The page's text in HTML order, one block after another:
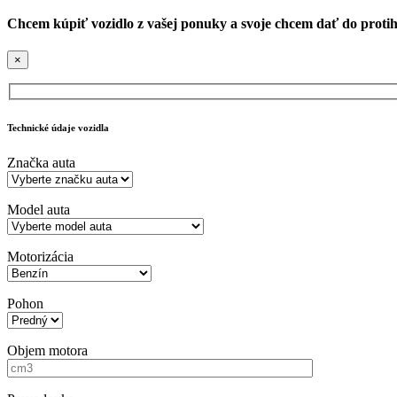
Chcem kúpiť vozidlo z vašej ponuky a svoje chcem dať do
×
Technické údaje vozidla
Značka auta
Model auta
Motorizácia
Pohon
Objem motora